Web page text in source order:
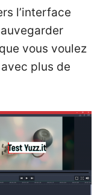
l’interface
vous voulez
plus de